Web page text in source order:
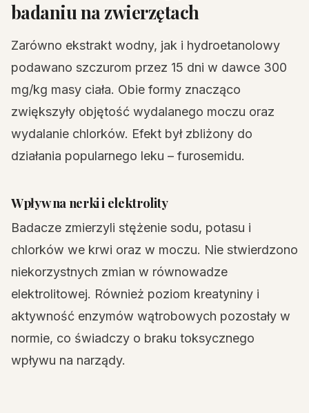
badaniu na zwierzętach
Zarówno ekstrakt wodny, jak i hydroetanolowy
podawano szczurom przez 15 dni w dawce 300
mg/kg masy ciała. Obie formy znacząco
zwiększyły objętość wydalanego moczu oraz
wydalanie chlorków. Efekt był zbliżony do
działania popularnego leku – furosemidu.
Wpływ na nerki i elektrolity
Badacze zmierzyli stężenie sodu, potasu i
chlorków we krwi oraz w moczu. Nie stwierdzono
niekorzystnych zmian w równowadze
elektrolitowej. Również poziom kreatyniny i
aktywność enzymów wątrobowych pozostały w
normie, co świadczy o braku toksycznego
wpływu na narządy.